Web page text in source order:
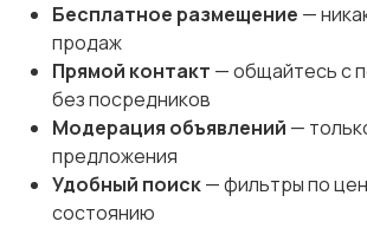
Бесплатное размещение —
продаж
Прямой контакт — общайтесь с
без посредников
Модерация объявлений —
предложения
Удобный поиск— фильтры по
состоянию